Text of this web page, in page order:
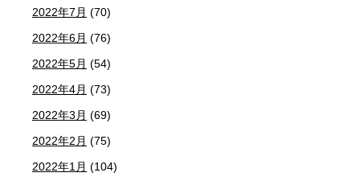
2022年7月 (70)
2022年6月 (76)
2022年5月 (54)
2022年4月 (73)
2022年3月 (69)
2022年2月 (75)
2022年1月 (104)